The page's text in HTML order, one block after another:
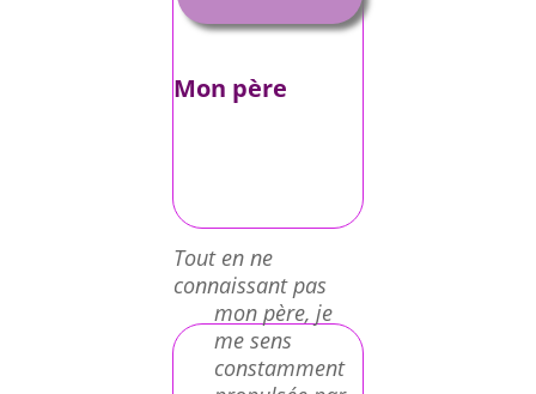
Mon père
Tout en ne
connaissant pas
mon père, je
me sens
constamment